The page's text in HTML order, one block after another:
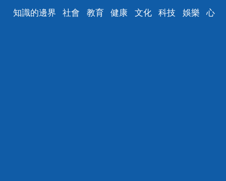
知識的邊界 社會 教育 健康 文化 科技 娛樂 心